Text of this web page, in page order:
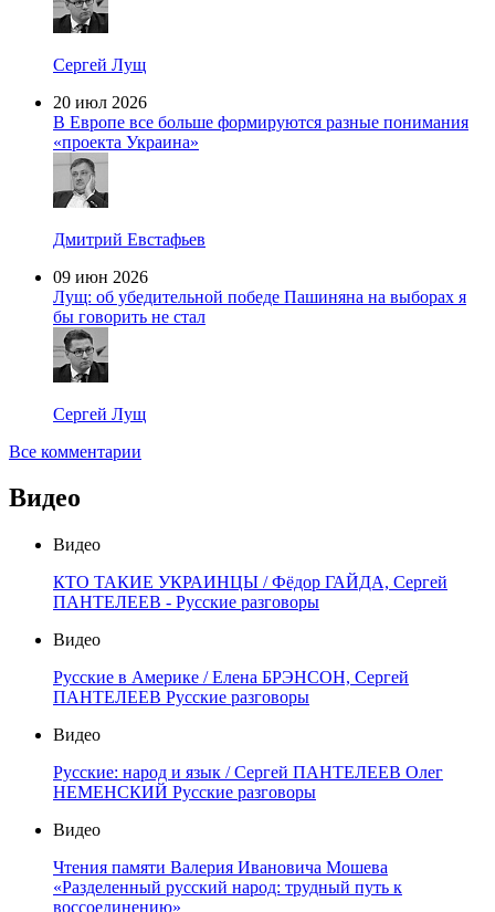
Сергей Лущ
20 июл 2026
В Европе все больше формируются разные понимания
«проекта Украина»
Дмитрий Евстафьев
09 июн 2026
Лущ: об убедительной победе Пашиняна на выборах я
бы говорить не стал
Сергей Лущ
Все комментарии
Видео
Видео
КТО ТАКИЕ УКРАИНЦЫ / Фёдор ГАЙДА, Сергей
ПАНТЕЛЕЕВ - Русские разговоры
Видео
Русские в Америке / Елена БРЭНСОН, Сергей
ПАНТЕЛЕЕВ Русские разговоры
Видео
Русские: народ и язык / Сергей ПАНТЕЛЕЕВ Олег
НЕМЕНСКИЙ Русские разговоры
Видео
Чтения памяти Валерия Ивановича Мошева
«Разделенный русский народ: трудный путь к
воссоединению»